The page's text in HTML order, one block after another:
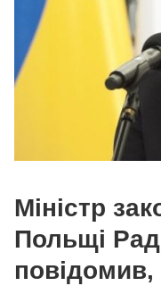
Міністр
Польщі
повідомив,